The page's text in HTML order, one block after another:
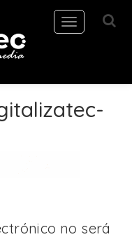
Toggle
navigation
no será